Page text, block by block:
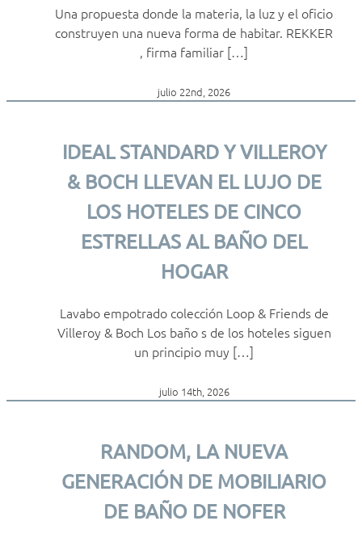
Una propuesta donde la materia, la luz y el oficio
construyen una nueva forma de habitar. REKKER
, firma familiar […]
julio 22nd, 2026
IDEAL STANDARD Y VILLEROY
& BOCH LLEVAN EL LUJO DE
LOS HOTELES DE CINCO
ESTRELLAS AL BAÑO DEL
HOGAR
Lavabo empotrado colección Loop & Friends de
Villeroy & Boch Los baño s de los hoteles siguen
un principio muy […]
julio 14th, 2026
RANDOM, LA NUEVA
GENERACIÓN DE MOBILIARIO
DE BAÑO DE NOFER